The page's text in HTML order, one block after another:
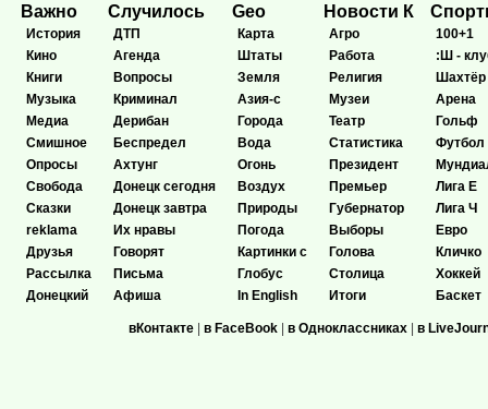
Важно
История
Кино
Книги
Музыка
Медиа
Смишное
Опросы
Свобода
Сказки
reklama
Друзья
Рассылка
Донецкий
Случилось
ДТП
Агенда
Вопросы
Криминал
Дерибан
Беспредел
Ахтунг
Донецк сегодня
Донецк завтра
Их нравы
Говорят
Письма
Афиша
Geo
Карта
Штаты
Земля
Азия-с
Города
Вода
Огонь
Воздух
Природы
Погода
Картинки с
Глобус
In English
Новости К
Агро
Работа
Религия
Музеи
Театр
Статистика
Президент
Премьер
Губернатор
Выборы
Голова
Столица
Итоги
100+1
:Ш -
Шахтёр
Арена
Гольф
Футбол
Лига Е
Лига Ч
Евро
Кличко
Хоккей
Баскет
вКонтакте | в FaceBook | в Одноклассниках | в